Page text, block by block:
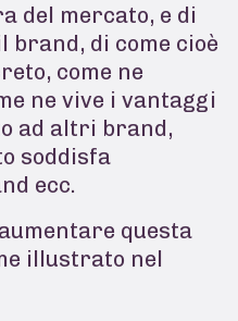
del mercato, e di
brand, di come cioè
come ne
ne vive i vantaggi
ad altri brand,
soddisfa
ecc.
questa
illustrato nel